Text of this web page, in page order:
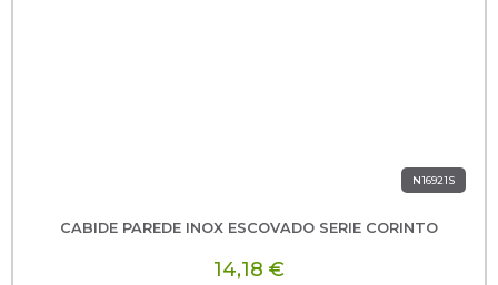
N16921S
CABIDE PAREDE INOX ESCOVADO SERIE CORINTO
14,18 €